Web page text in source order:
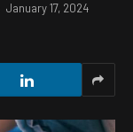
January 17, 2024